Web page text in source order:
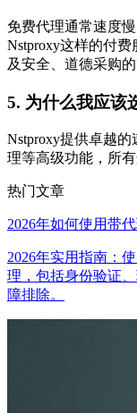
免费代理通常速度
Nstproxy这样的付
及安全、道德采购的
5. 为什么我应该
Nstproxy提供卓越
理等高级功能，所
热门文章
2026年如何使用带
2026年实用指南：
理，包括身份验证
障排除。